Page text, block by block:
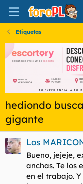
Etiquetas
hediondo
gigante
Los
Bueno, jejeje,
anchas. Te los
en el trabajo.